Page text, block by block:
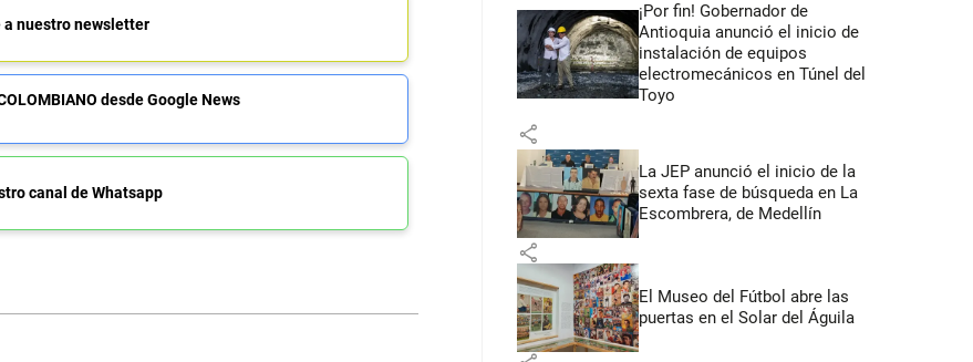
a nuestro newsletter
desde Google News
canal de Whatsapp
¡Por fin! Gobernador de
Antioquia anunció el inicio de
instalación de equipos
electromecánicos en Túnel del
Toyo
share
La JEP anunció el inicio de la
sexta fase de búsqueda en La
Escombrera, de Medellín
share
El Museo del Fútbol abre las
puertas en el Solar del Águila